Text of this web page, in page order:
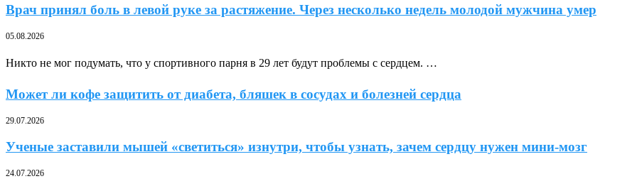
Врач принял боль в левой руке за растяжение. Через несколько недель молодой мужчина умер
05.08.2026
Никто не мог подумать, что у спортивного парня в 29 лет будут проблемы с сердцем. …
Может ли кофе защитить от диабета, бляшек в сосудах и болезней сердца
29.07.2026
Ученые заставили мышей «светиться» изнутри, чтобы узнать, зачем сердцу нужен мини-мозг
24.07.2026